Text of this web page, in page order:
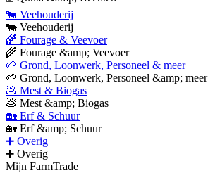
🐄 Veehouderij
🐄 Veehouderij
🌾 Fourage & Veevoer
🌾 Fourage &amp; Veevoer
🌱 Grond, Loonwerk, Personeel & meer
🌱 Grond, Loonwerk, Personeel &amp; meer
💩 Mest & Biogas
💩 Mest &amp; Biogas
🏡 Erf & Schuur
🏡 Erf &amp; Schuur
➕ Overig
➕ Overig
Mijn FarmTrade